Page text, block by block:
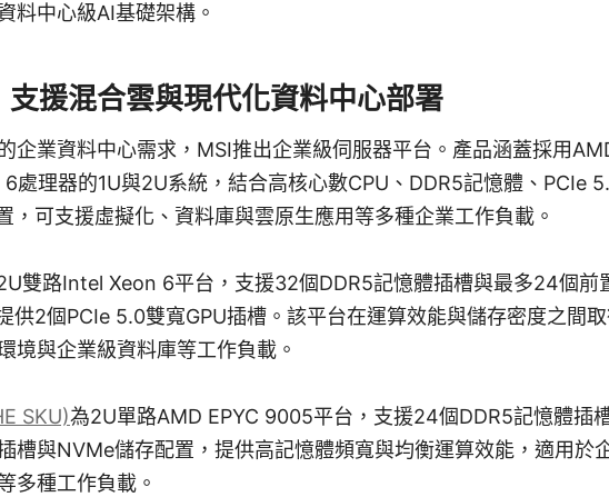
料中心級AI基礎架構。
援混合雲與現代化資料中心部署
企業資料中心需求，MSI推出企業級伺服器平台。產品涵蓋採用
處理器的1U與2U系統，結合高核心數CPU、DDR5記憶體、PCIe
，可支援虛擬化、資料庫與雲原生應用等多種企業工作負載。
雙路Intel Xeon 6平台，支援32個DDR5記憶體插槽與最多24個前
供2個PCIe 5.0雙寬GPU插槽。該平台在運算效能與儲存密度之間
境與企業級資料庫等工作負載。
SKU)為2U單路AMD EPYC 9005平台，支援24個DDR5記憶體插
槽與NVMe儲存配置，提供高記憶體頻寬與均衡運算效能，適用於
多種工作負載。